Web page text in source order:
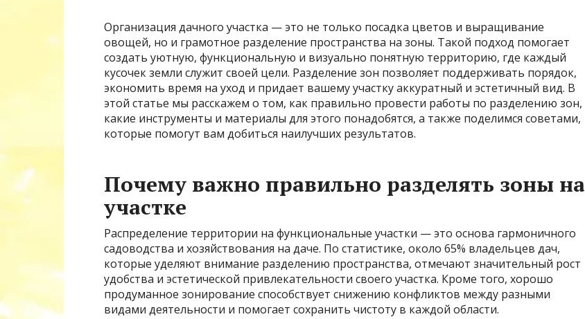
Организация дачного участка — это не только посадка цветов и выращивание
овощей, но и грамотное разделение пространства на зоны. Такой подход помогает
создать уютную, функциональную и визуально понятную территорию, где каждый
кусочек земли служит своей цели. Разделение зон позволяет поддерживать порядок,
экономить время на уход и придает вашему участку аккуратный и эстетичный вид. В
этой статье мы расскажем о том, как правильно провести работы по разделению зон,
какие инструменты и материалы для этого понадобятся, а также поделимся советами,
которые помогут вам добиться наилучших результатов.
Почему важно правильно разделять зоны на
участке
Распределение территории на функциональные участки — это основа гармоничного
садоводства и хозяйствования на даче. По статистике, около 65% владельцев дач,
которые уделяют внимание разделению пространства, отмечают значительный рост
удобства и эстетической привлекательности своего участка. Кроме того, хорошо
продуманное зонирование способствует снижению конфликтов между разными
видами деятельности и помогает сохранить чистоту в каждой области.